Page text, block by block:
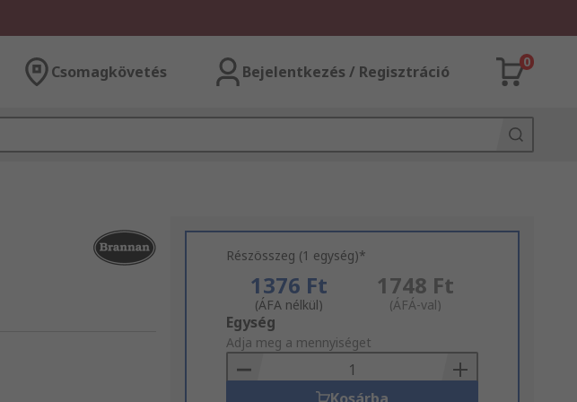
Csomagkövetés Bejelentkezés / Regisztráció
0
Részösszeg (1 egység)*
1376 Ft
(ÁFA nélkül)
1748 Ft
(ÁFÁ-val)
Add
to
Basket
Egység
Adja meg a mennyiséget